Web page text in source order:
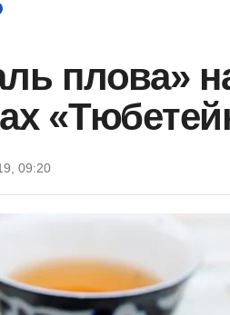
плова»
09:20